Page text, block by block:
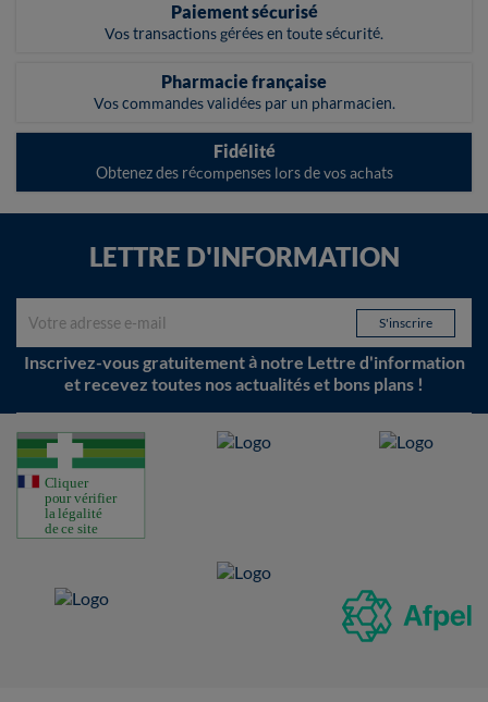
Paiement sécurisé
Vos transactions gérées en toute sécurité.
Pharmacie française
Vos commandes validées par un pharmacien.
Fidélité
Obtenez des récompenses lors de vos achats
LETTRE D'INFORMATION
Inscrivez-vous gratuitement à notre Lettre d'information
et recevez toutes nos actualités et bons plans !